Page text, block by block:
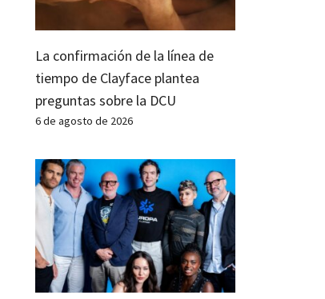
La confirmación de la línea de
tiempo de Clayface plantea
preguntas sobre la DCU
6 de agosto de 2026